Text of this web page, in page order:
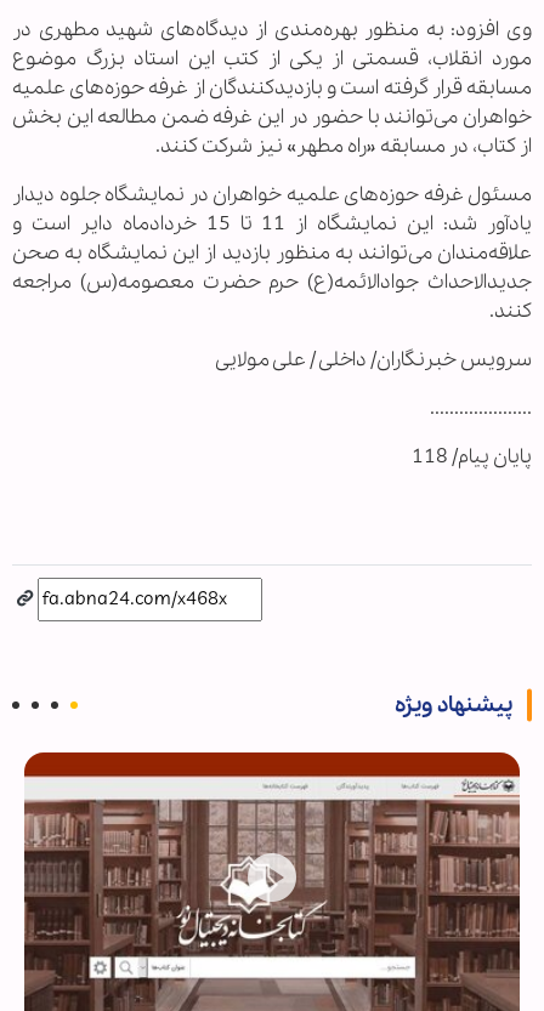
وی افزود: به منظور بهره‌مندی از دیدگاه‌های شهید مطهری در
مورد انقلاب، قسمتی از یکی از کتب این استاد بزرگ موضوع
مسابقه قرار گرفته است و بازدیدکنندگان از غرفه حوزه‌های علمیه
خواهران می‌توانند با حضور در این غرفه ضمن مطالعه این بخش
از کتاب، در مسابقه «راه مطهر» نیز شرکت کنند.
مسئول غرفه حوزه‌های علمیه خواهران در نمایشگاه جلوه دیدار
یادآور شد: این نمایشگاه از 11 تا 15 خردادماه دایر است و
علاقه‌مندان می‌توانند به منظور بازدید از این نمایشگاه به صحن
جدیدالاحداث جوادالائمه(ع) حرم حضرت معصومه(س) مراجعه
کنند.
سرویس خبرنگاران/ داخلی / علی مولایی
.....................
پایان پیام/ 118
پیشنهاد ویژه